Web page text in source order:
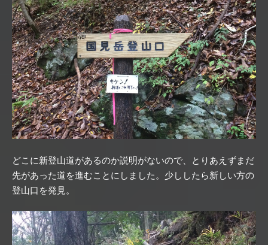
どこに新登山道があるのか説明がないので、とりあえずまだ
先があった道を進むことにしました。少ししたら新しい方の
登山口を発見。